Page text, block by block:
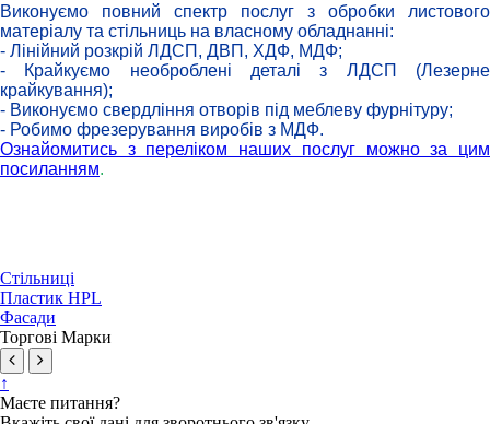
Виконуємо повний спектр послуг з обробки листового
матеріалу та стільниць на власному обладнанні:
- Лінійний розкрій ЛДСП, ДВП, ХДФ, МДФ;
- Крайкуємо необроблені деталі з ЛДСП (Лезерне
крайкування);
- Виконуємо свердління отворів під меблеву фурнітуру;
- Робимо фрезерування виробів з МДФ.
Ознайомитись з переліком наших послуг можно за цим
посиланням.
Стільниці
Пластик HPL
Фасади
Торгові Марки
↑
Маєте питання?